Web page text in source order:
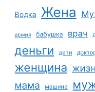
Водка Жена
армия бабушка врач
деньги дети
женщина
мама машина